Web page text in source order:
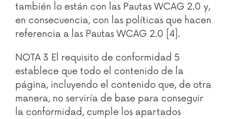
también lo están con las Pautas WCAG 2.0 y,
en consecuencia, con las políticas que hacen
referencia a las Pautas WCAG 2.0 [4].
NOTA 3 El requisito de conformidad 5
establece que todo el contenido de la
página, incluyendo el contenido que, de otra
manera, no serviría de base para conseguir
la conformidad, cumple los apartados